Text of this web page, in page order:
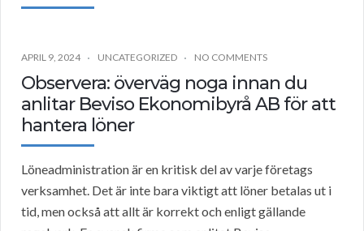
APRIL 9, 2024 UNCATEGORIZED NO COMMENTS
Observera: överväg noga innan du
anlitar Beviso Ekonomibyrå AB för att
hantera löner
Löneadministration är en kritisk del av varje företags
verksamhet. Det är inte bara viktigt att löner betalas ut i
tid, men också att allt är korrekt och enligt gällande